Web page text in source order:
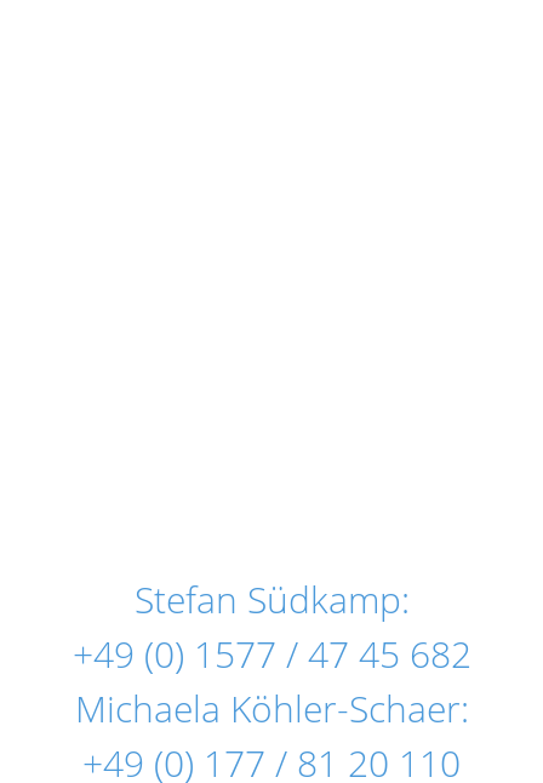
Stefan Südkamp:
+49 (0) 1577 / 47 45 682
Michaela Köhler-Schaer:
+49 (0) 177 / 81 20 110